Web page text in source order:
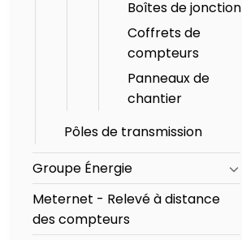
Boîtes de jonction
Coffrets de
compteurs
Panneaux de
chantier
Pôles de transmission
Groupe Énergie
Meternet - Relevé à distance
des compteurs